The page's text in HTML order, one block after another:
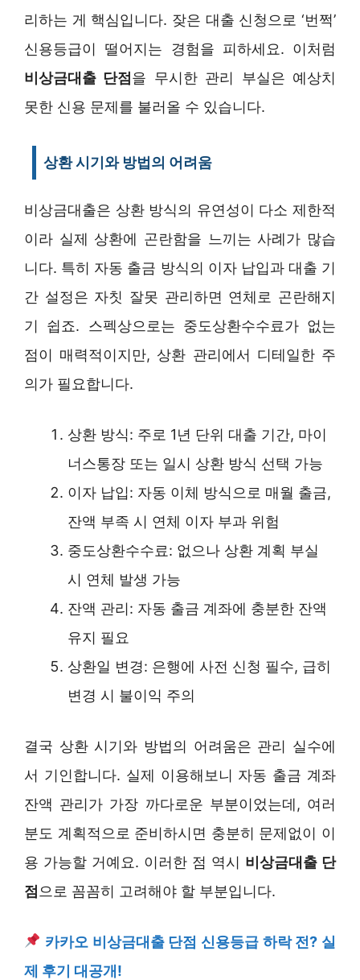
리하는 게 핵심입니다. 잦은 대출 신청으로 ‘번쩍’
신용등급이 떨어지는 경험을 피하세요. 이처럼
비상금대출 단점을 무시한 관리 부실은 예상치
못한 신용 문제를 불러올 수 있습니다.
상환 시기와 방법의 어려움
비상금대출은 상환 방식의 유연성이 다소 제한적
이라 실제 상환에 곤란함을 느끼는 사례가 많습
니다. 특히 자동 출금 방식의 이자 납입과 대출 기
간 설정은 자칫 잘못 관리하면 연체로 곤란해지
기 쉽죠. 스펙상으로는 중도상환수수료가 없는
점이 매력적이지만, 상환 관리에서 디테일한 주
의가 필요합니다.
상환 방식: 주로 1년 단위 대출 기간, 마이
너스통장 또는 일시 상환 방식 선택 가능
이자 납입: 자동 이체 방식으로 매월 출금,
잔액 부족 시 연체 이자 부과 위험
중도상환수수료: 없으나 상환 계획 부실
시 연체 발생 가능
잔액 관리: 자동 출금 계좌에 충분한 잔액
유지 필요
상환일 변경: 은행에 사전 신청 필수, 급히
변경 시 불이익 주의
결국 상환 시기와 방법의 어려움은 관리 실수에
서 기인합니다. 실제 이용해보니 자동 출금 계좌
잔액 관리가 가장 까다로운 부분이었는데, 여러
분도 계획적으로 준비하시면 충분히 문제없이 이
용 가능할 거예요. 이러한 점 역시 비상금대출 단
점 으로 꼼꼼히 고려해야 할 부분입니다.
카카오 비상금대출 단점 신용등급 하락 전? 실
제 후기 대공개!